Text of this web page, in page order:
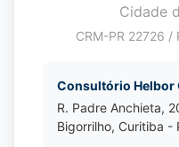
Cidade
CRM-PR 22726 /
Consultório Helbor
R. Padre Anchieta,
Bigorrilho, Curitiba